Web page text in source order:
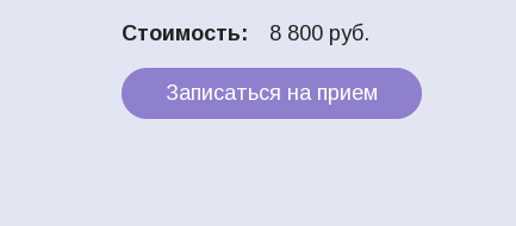
Стоимость: 8 800 руб.
Записаться на прием